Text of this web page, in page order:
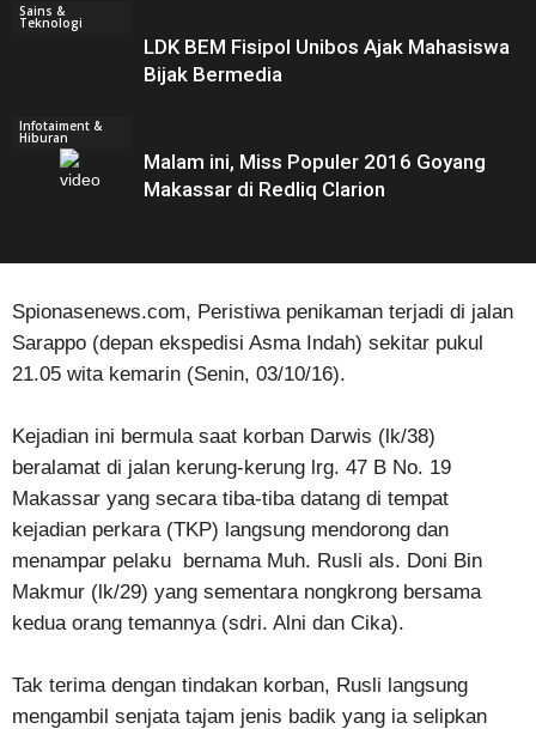
Sains &
Teknologi
LDK BEM Fisipol Unibos Ajak Mahasiswa
Bijak Bermedia
Infotaiment &
Hiburan
Malam ini, Miss Populer 2016 Goyang
Makassar di Redliq Clarion
Spionasenews.com, Peristiwa penikaman terjadi di jalan
Sarappo (depan ekspedisi Asma Indah) sekitar pukul
21.05 wita kemarin (Senin, 03/10/16).
Kejadian ini bermula saat korban Darwis (lk/38)
beralamat di jalan kerung-kerung lrg. 47 B No. 19
Makassar yang secara tiba-tiba datang di tempat
kejadian perkara (TKP) langsung mendorong dan
menampar pelaku bernama Muh. Rusli als. Doni Bin
Makmur (lk/29) yang sementara nongkrong bersama
kedua orang temannya (sdri. Alni dan Cika).
Tak terima dengan tindakan korban, Rusli langsung
mengambil senjata tajam jenis badik yang ia selipkan